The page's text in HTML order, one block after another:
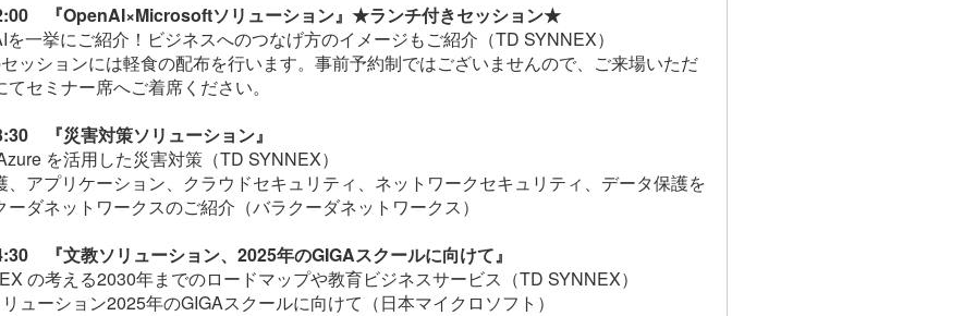
『OpenAI×Microsoftソリューション』★ランチ付きセッション★
を一挙にご紹介！ビジネスへのつなげ方のイメージもご紹介（TD SYNNEX）
ッションには軽食の配布を行います。事前予約制ではございませんので、ご来場いただ
セミナー席へご着席ください。
『災害対策ソリューション』
を活用した災害対策（TD SYNNEX）
、アプリケーション、クラウドセキュリティ、ネットワークセキュリティ、データ保護を
ーダネットワークスのご紹介（バラクーダネットワークス）
『文教ソリューション、2025年のGIGAスクールに向けて』
の考える2030年までのロードマップや教育ビジネスサービス（TD SYNNEX）
ューション2025年のGIGAスクールに向けて（日本マイクロソフト）